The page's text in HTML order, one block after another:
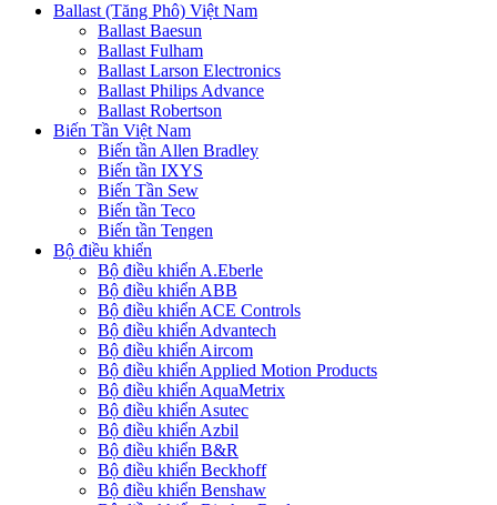
Ballast (Tăng Phô) Việt Nam
Ballast Baesun
Ballast Fulham
Ballast Larson Electronics
Ballast Philips Advance
Ballast Robertson
Biến Tần Việt Nam
Biến tần Allen Bradley
Biến tần IXYS
Biến Tần Sew
Biến tần Teco
Biến tần Tengen
Bộ điều khiển
Bộ điều khiển A.Eberle
Bộ điều khiển ABB
Bộ điều khiển ACE Controls
Bộ điều khiển Advantech
Bộ điều khiển Aircom
Bộ điều khiển Applied Motion Products
Bộ điều khiển AquaMetrix
Bộ điều khiển Asutec
Bộ điều khiển Azbil
Bộ điều khiển B&R
Bộ điều khiển Beckhoff
Bộ điều khiển Benshaw